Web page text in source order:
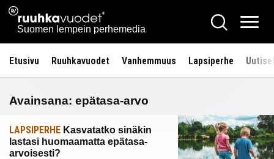
Siirry
sisältöön
Ruuhkavuodet.fi
Suomen lempein perhemedia
Hae
Etusivu Ruuhkavuodet Vanhemmuus Lapsiperhe
Avainsana: epätasa-arvo
LAPSIPERHE Kasvatatko sinäkin
lastasi huomaamatta epätasa-
arvoisesti?